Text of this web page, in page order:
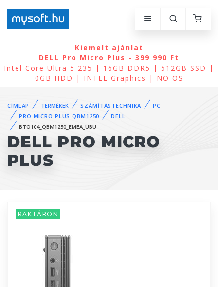
Kiemelt ajánlat
DELL Pro Micro Plus - 399 990 Ft
Intel Core Ultra 5 235 | 16GB DDR5 | 512GB SSD |
0GB HDD | INTEL Graphics | NO OS
CÍMLAP TERMÉKEK SZÁMÍTÁSTECHNIKA
PC
PRO MICRO PLUS QBM1250
DELL
BTO104_QBM1250_EMEA_UBU
DELL PRO MICRO
PLUS
RAKTÁRON